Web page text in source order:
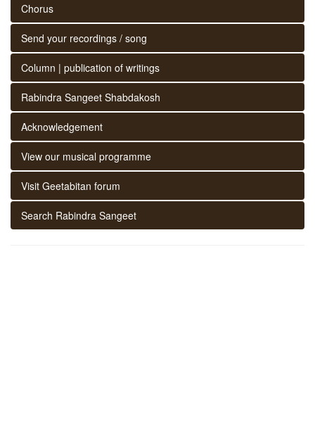
Chorus
Send your recordings / song
Column | publication of writings
Rabindra Sangeet Shabdakosh
Acknowledgement
View our musical programme
Visit Geetabitan forum
Search Rabindra Sangeet